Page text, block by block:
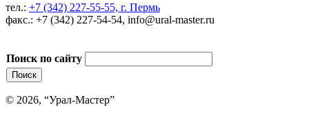
тел.: +7 (342) 227-55-55, г. Пермь
факс.: +7 (342) 227-54-54, info@ural-master.ru
Поиск по сайту
© 2026, “Урал-Мастер”